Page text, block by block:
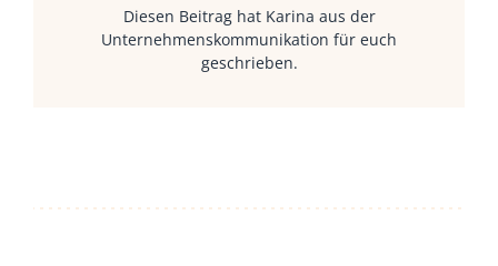
Diesen Beitrag hat Karina aus der
Unternehmenskommunikation für euch
geschrieben.